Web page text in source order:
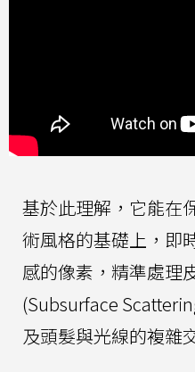
基於此理解，它能在
術風格的基礎上，即
感的像素，精準處理
(Subsurface
及頭髮與光線的複雜